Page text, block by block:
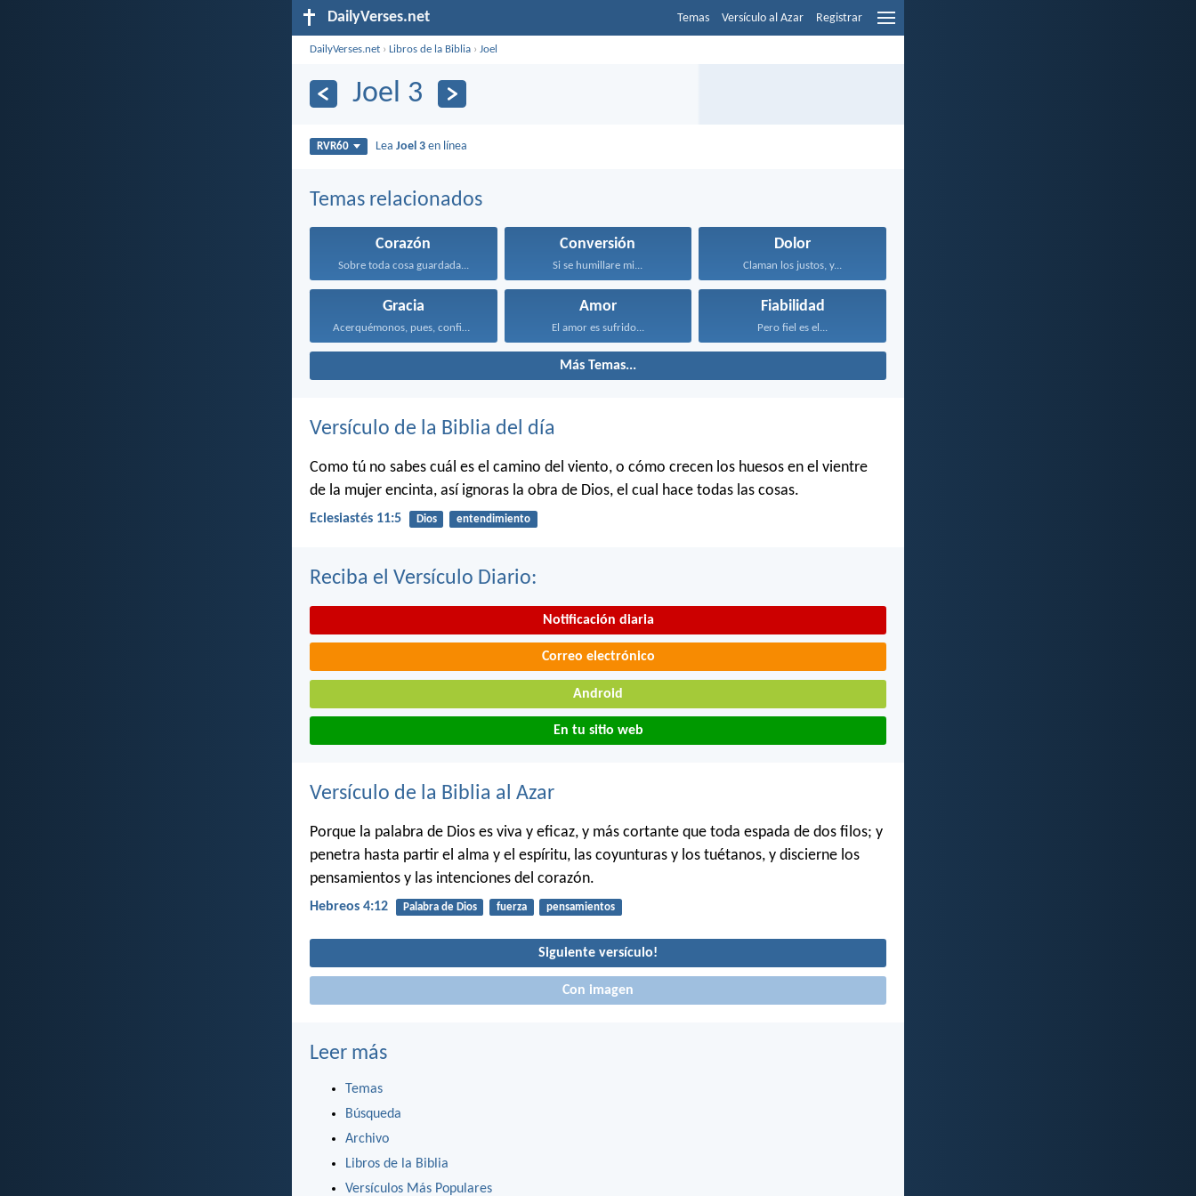
DailyVerses.net Temas Versículo al Azar Registrar
DailyVerses.net ›Libros de la Biblia ›Joel
Joel 3
RVR60 LeaJoel 3 en línea
Temas relacionados
Corazón
Sobre toda cosa guardada...
Conversión
Si se humillare mi...
Dolor
Claman los justos, y...
Gracia
Acerquémonos, pues, confiadamente al...
Amor
El amor es sufrido...
Fiabilidad
Pero fiel es el...
Más Temas...
Versículo de la Biblia del día
Como tú no sabes cuál es el camino del viento, o cómo crecen los huesos en el vientre
de la mujer encinta, así ignoras la obra de Dios, el cual hace todas las cosas.
Eclesiastés 11:5 Dios entendimiento
Reciba el Versículo Diario:
Notificación diaria
Correo electrónico
Android
En tu sitio web
Versículo de la Biblia al Azar
Porque la palabra de Dios es viva y eficaz, y más cortante que toda espada de dos filos; y
penetra hasta partir el alma y el espíritu, las coyunturas y los tuétanos, y discierne los
pensamientos y las intenciones del corazón.
Hebreos 4:12 Palabra de Dios fuerza pensamientos
Siguiente versículo!
Con imagen
Leer más
Temas
Búsqueda
Archivo
Libros de la Biblia
Versículos Más Populares